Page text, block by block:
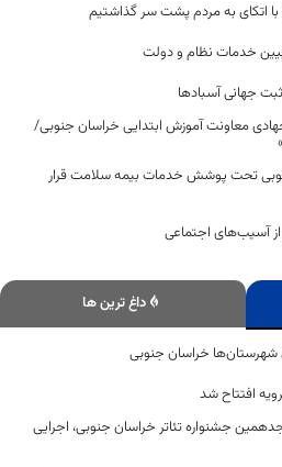
اتکای به مردم پشت سر گذاشتیم
خدمات نظام و دولت
جهانی آسبادها
جهادی معاونت آموزش ابتدایی خراسان جنوبی/
جنوبی تحت پوشش خدمات بیمه سلامت قرار
از آسیب‌های اجتماعی
داغ ترین ها
خراسان جنوبی
جشنواره تئاتر خراسان جنوبی، اجرایی